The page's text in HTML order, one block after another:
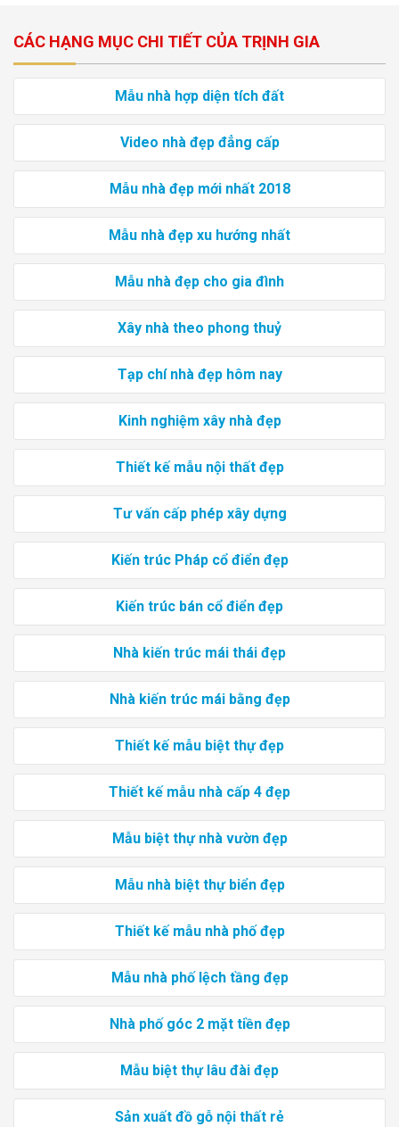
CÁC HẠNG MỤC CHI TIẾT CỦA TRỊNH GIA
Mẫu nhà hợp diện tích đất
Video nhà đẹp đẳng cấp
Mẫu nhà đẹp mới nhất 2018
Mẫu nhà đẹp xu hướng nhất
Mẫu nhà đẹp cho gia đình
Xây nhà theo phong thuỷ
Tạp chí nhà đẹp hôm nay
Kinh nghiệm xây nhà đẹp
Thiết kế mẫu nội thất đẹp
Tư vấn cấp phép xây dựng
Kiến trúc Pháp cổ điển đẹp
Kiến trúc bán cổ điển đẹp
Nhà kiến trúc mái thái đẹp
Nhà kiến trúc mái bằng đẹp
Thiết kế mẫu biệt thự đẹp
Thiết kế mẫu nhà cấp 4 đẹp
Mẫu biệt thự nhà vườn đẹp
Mẫu nhà biệt thự biển đẹp
Thiết kế mẫu nhà phố đẹp
Mẫu nhà phố lệch tầng đẹp
Nhà phố góc 2 mặt tiền đẹp
Mẫu biệt thự lâu đài đẹp
Sản xuất đồ gỗ nội thất rẻ